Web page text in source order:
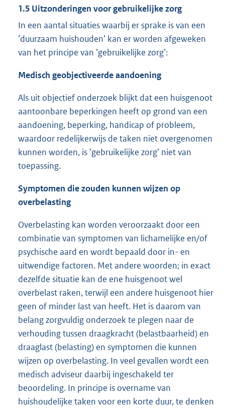
1.5 Uitzonderingen voor gebruikelijke zorg
In een aantal situaties waarbij er sprake is van een
’duurzaam huishouden’ kan er worden afgeweken
van het principe van ’gebruikelijke zorg’:
Medisch geobjectiveerde aandoening
Als uit objectief onderzoek blijkt dat een huisgenoot
aantoonbare beperkingen heeft op grond van een
aandoening, beperking, handicap of probleem,
waardoor redelijkerwijs de taken niet overgenomen
kunnen worden, is ’gebruikelijke zorg’ niet van
toepassing.
Symptomen die zouden kunnen wijzen op
overbelasting
Overbelasting kan worden veroorzaakt door een
combinatie van symptomen van lichamelijke en/of
psychische aard en wordt bepaald door in- en
uitwendige factoren. Met andere woorden; in exact
dezelfde situatie kan de ene huisgenoot wel
overbelast raken, terwijl een andere huisgenoot hier
geen of minder last van heeft. Het is daarom van
belang zorgvuldig onderzoek te plegen naar de
verhouding tussen draagkracht (belastbaarheid) en
draaglast (belasting) en symptomen die kunnen
wijzen op overbelasting. In veel gevallen wordt een
medisch adviseur daarbij ingeschakeld ter
beoordeling. In principe is overname van
huishoudelijke taken voor een korte duur, te denken